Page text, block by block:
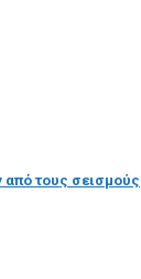
από τους σεισμούς